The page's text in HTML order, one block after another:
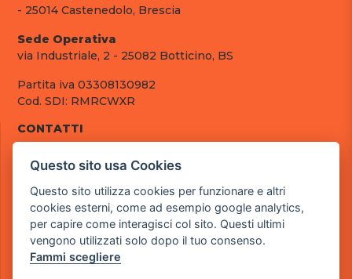
- 25014 Castenedolo, Brescia
Sede Operativa
via Industriale, 2 - 25082 Botticino, BS
Partita iva 03308130982
Cod. SDI: RMRCWXR
CONTATTI
tel.: +39 030 376 2377
pec: powergamesrl@legalmail.it
LINK UTILI
Chi siamo
Informazioni generali
Questo sito usa Cookies
Questo sito utilizza cookies per funzionare e altri
cookies esterni, come ad esempio google analytics,
per capire come interagisci col sito. Questi ultimi
vengono utilizzati solo dopo il tuo consenso.
Fammi scegliere